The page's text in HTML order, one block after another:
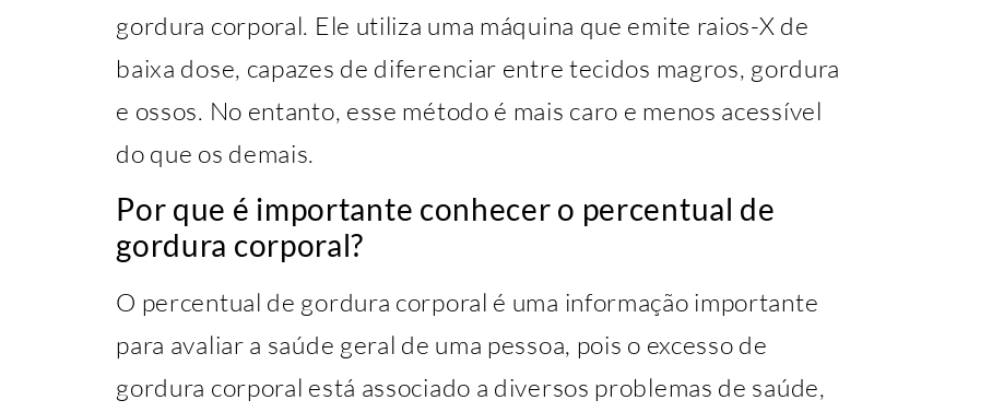
gordura corporal. Ele utiliza uma máquina que emite raios-X de
baixa dose, capazes de diferenciar entre tecidos magros, gordura
e ossos. No entanto, esse método é mais caro e menos acessível
do que os demais.
Por que é importante conhecer o percentual de
gordura corporal?
O percentual de gordura corporal é uma informação importante
para avaliar a saúde geral de uma pessoa, pois o excesso de
gordura corporal está associado a diversos problemas de saúde,